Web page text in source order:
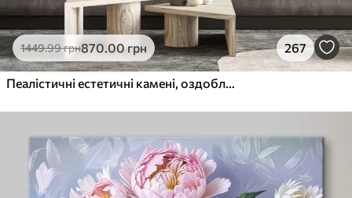
1449.99грн870.00 грн 267
Пеалістичні естетичні камені, оздоблення будинку, природне освітлення